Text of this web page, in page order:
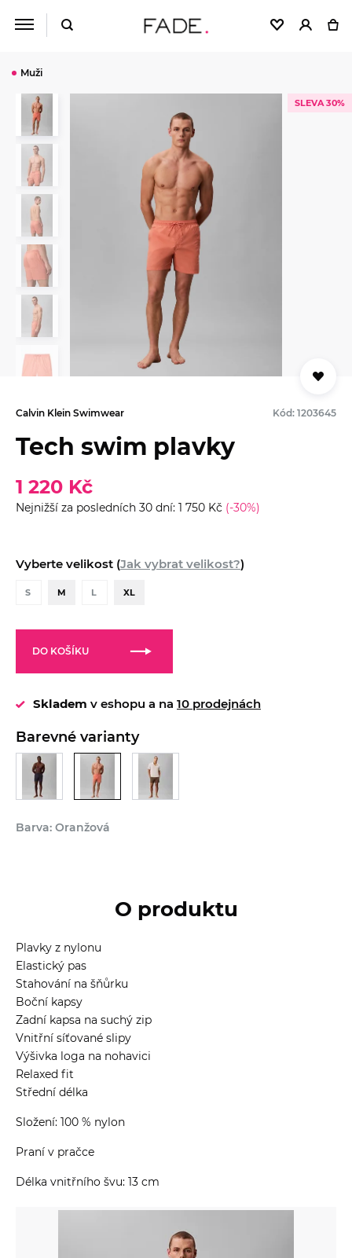
Muži
SLEVA 30%
Calvin Klein Swimwear Kód: 1203645
Tech swim plavky
1 220 Kč
Nejnižší za posledních 30 dní: 1 750 Kč (-30%)
Vyberte velikost (Jak vybrat velikost?)
S M L XL
DO KOŠÍKU
Skladem v eshopu a na 10 prodejnách
Barevné varianty
Barva: Oranžová
O produktu
Plavky z nylonu
Elastický pas
Stahování na šňůrku
Boční kapsy
Zadní kapsa na suchý zip
Vnitřní síťované slipy
Výšivka loga na nohavici
Relaxed fit
Střední délka
Složení: 100 % nylon
Praní v pračce
Délka vnitřního švu: 13 cm